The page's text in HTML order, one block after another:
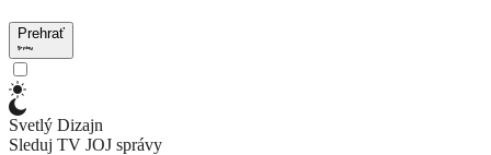
Prehrať
Svetlý Dizajn
Sleduj TV JOJ správy